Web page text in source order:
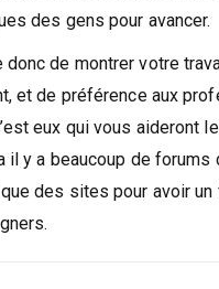
des gens pour avancer.
de montrer votre
et de préférence aux
eux qui vous aideront
il y a beaucoup de forums
des sites pour avoir un